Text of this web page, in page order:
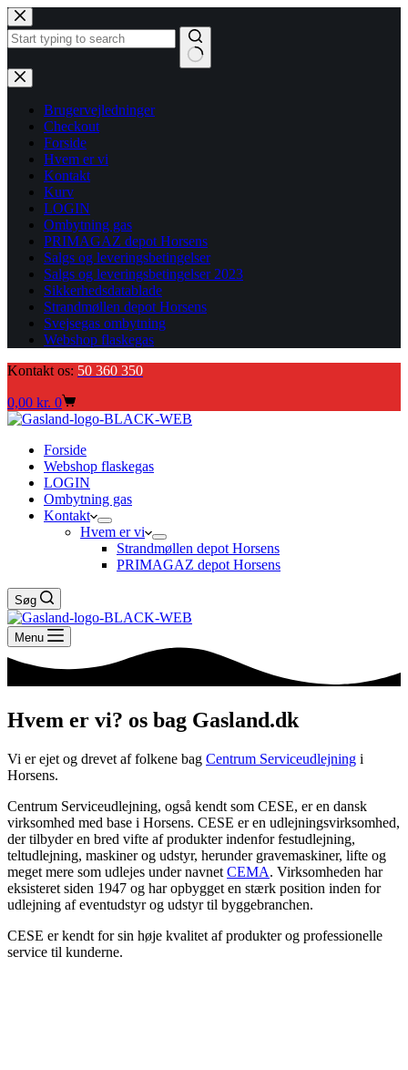
Fortsæt
til
indhold
Ingen
resultater
Brugervejledninger
Checkout
Forside
Hvem er vi
Kontakt
Kurv
LOGIN
Ombytning gas
PRIMAGAZ depot Horsens
Salgs og leveringsbetingelser
Salgs og leveringsbetingelser 2023
Sikkerhedsdatablade
Strandmøllen depot Horsens
Svejsegas ombytning
Webshop flaskegas
Kontakt os: 50 360 350
Indkøbskurv
0,00 kr. 0
Forside
Webshop flaskegas
LOGIN
Ombytning gas
Kontakt
Hvem er vi
Strandmøllen depot Horsens
PRIMAGAZ depot Horsens
Søg
Menu
Hvem er vi? os bag Gasland.dk
Vi er ejet og drevet af folkene bag Centrum Serviceudlejning i
Horsens.
Centrum Serviceudlejning, også kendt som CESE, er en dansk
virksomhed med base i Horsens. CESE er en udlejningsvirksomhed,
der tilbyder en bred vifte af produkter indenfor festudlejning,
teltudlejning, maskiner og udstyr, herunder gravemaskiner, lifte og
meget mere som udlejes under navnet CEMA. Virksomheden har
eksisteret siden 1947 og har opbygget en stærk position inden for
udlejning af eventudstyr og udstyr til byggebranchen.
CESE er kendt for sin høje kvalitet af produkter og professionelle
service til kunderne.